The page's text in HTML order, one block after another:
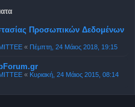
Προσωπικών Δεδομένων
« Πέμπτη, 24 Μάιος 2018, 19:15
« Κυριακή, 24 Μάιος 2015, 08:14